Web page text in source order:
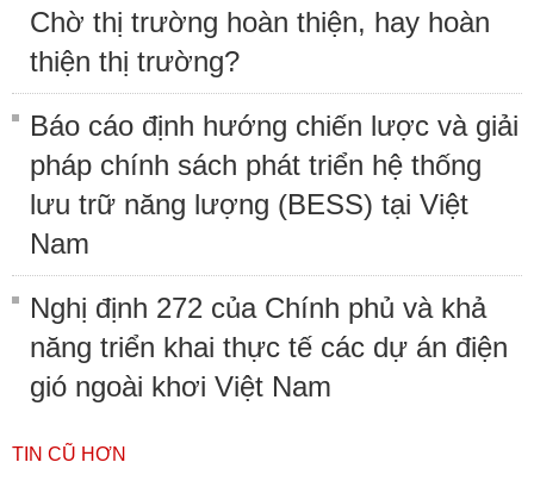
Chờ thị trường hoàn thiện, hay hoàn
thiện thị trường?
Báo cáo định hướng chiến lược và giải
pháp chính sách phát triển hệ thống
lưu trữ năng lượng (BESS) tại Việt
Nam
Nghị định 272 của Chính phủ và khả
năng triển khai thực tế các dự án điện
gió ngoài khơi Việt Nam
TIN CŨ HƠN